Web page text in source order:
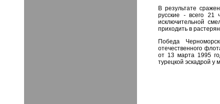
В результате
русские - всего 21
исключительной
приходить в
Победа
отечественного
от 13 марта 1995
турецкой эскадрой у